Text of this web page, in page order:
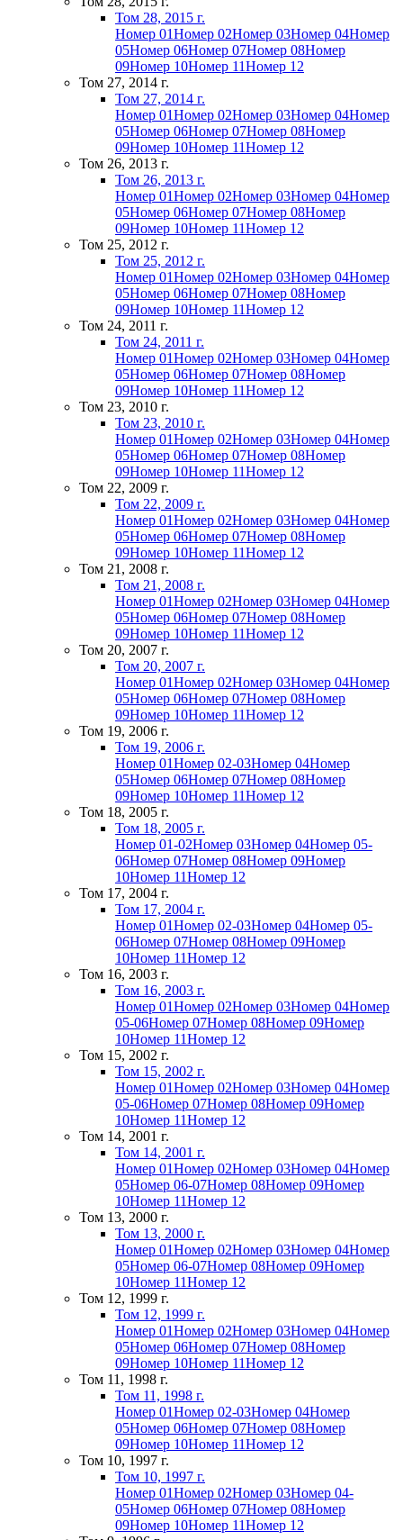
Том 28, 2015 г.
Номер 01Номер 02Номер 03Номер 04Номер
05Номер 06Номер 07Номер 08Номер
09Номер 10Номер 11Номер 12
Том 27, 2014 г.
Том 27, 2014 г.
Номер 01Номер 02Номер 03Номер 04Номер
05Номер 06Номер 07Номер 08Номер
09Номер 10Номер 11Номер 12
Том 26, 2013 г.
Том 26, 2013 г.
Номер 01Номер 02Номер 03Номер 04Номер
05Номер 06Номер 07Номер 08Номер
09Номер 10Номер 11Номер 12
Том 25, 2012 г.
Том 25, 2012 г.
Номер 01Номер 02Номер 03Номер 04Номер
05Номер 06Номер 07Номер 08Номер
09Номер 10Номер 11Номер 12
Том 24, 2011 г.
Том 24, 2011 г.
Номер 01Номер 02Номер 03Номер 04Номер
05Номер 06Номер 07Номер 08Номер
09Номер 10Номер 11Номер 12
Том 23, 2010 г.
Том 23, 2010 г.
Номер 01Номер 02Номер 03Номер 04Номер
05Номер 06Номер 07Номер 08Номер
09Номер 10Номер 11Номер 12
Том 22, 2009 г.
Том 22, 2009 г.
Номер 01Номер 02Номер 03Номер 04Номер
05Номер 06Номер 07Номер 08Номер
09Номер 10Номер 11Номер 12
Том 21, 2008 г.
Том 21, 2008 г.
Номер 01Номер 02Номер 03Номер 04Номер
05Номер 06Номер 07Номер 08Номер
09Номер 10Номер 11Номер 12
Том 20, 2007 г.
Том 20, 2007 г.
Номер 01Номер 02Номер 03Номер 04Номер
05Номер 06Номер 07Номер 08Номер
09Номер 10Номер 11Номер 12
Том 19, 2006 г.
Том 19, 2006 г.
Номер 01Номер 02-03Номер 04Номер
05Номер 06Номер 07Номер 08Номер
09Номер 10Номер 11Номер 12
Том 18, 2005 г.
Том 18, 2005 г.
Номер 01-02Номер 03Номер 04Номер 05-
06Номер 07Номер 08Номер 09Номер
10Номер 11Номер 12
Том 17, 2004 г.
Том 17, 2004 г.
Номер 01Номер 02-03Номер 04Номер 05-
06Номер 07Номер 08Номер 09Номер
10Номер 11Номер 12
Том 16, 2003 г.
Том 16, 2003 г.
Номер 01Номер 02Номер 03Номер 04Номер
05-06Номер 07Номер 08Номер 09Номер
10Номер 11Номер 12
Том 15, 2002 г.
Том 15, 2002 г.
Номер 01Номер 02Номер 03Номер 04Номер
05-06Номер 07Номер 08Номер 09Номер
10Номер 11Номер 12
Том 14, 2001 г.
Том 14, 2001 г.
Номер 01Номер 02Номер 03Номер 04Номер
05Номер 06-07Номер 08Номер 09Номер
10Номер 11Номер 12
Том 13, 2000 г.
Том 13, 2000 г.
Номер 01Номер 02Номер 03Номер 04Номер
05Номер 06-07Номер 08Номер 09Номер
10Номер 11Номер 12
Том 12, 1999 г.
Том 12, 1999 г.
Номер 01Номер 02Номер 03Номер 04Номер
05Номер 06Номер 07Номер 08Номер
09Номер 10Номер 11Номер 12
Том 11, 1998 г.
Том 11, 1998 г.
Номер 01Номер 02-03Номер 04Номер
05Номер 06Номер 07Номер 08Номер
09Номер 10Номер 11Номер 12
Том 10, 1997 г.
Том 10, 1997 г.
Номер 01Номер 02Номер 03Номер 04-
05Номер 06Номер 07Номер 08Номер
09Номер 10Номер 11Номер 12